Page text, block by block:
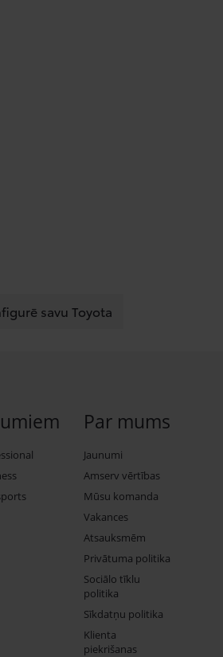
savu Toyota
Par mums
Jaunumi
Amserv vērtības
Mūsu komanda
Vakances
Atsauksmēm
Privātuma politika
Sociālo tīklu
politika
Sīkdatņu politika
Klienta
piekrišanas